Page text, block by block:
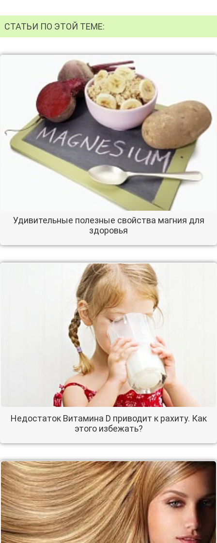
СТАТЬИ ПО ЭТОЙ ТЕМЕ:
Удивительные полезные свойства магния для
здоровья
Недостаток Витамина D приводит к рахиту. Как
этого избежать?